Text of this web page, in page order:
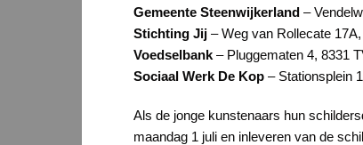
Gemeente Steenwijkerland –
Stichting Jij – Weg van Rollecate
Voedselbank – Pluggematen 4, 8331
Sociaal Werk De Kop – Stationsplein
Als de jonge kunstenaars hun
maandag 1 juli en inleveren van de